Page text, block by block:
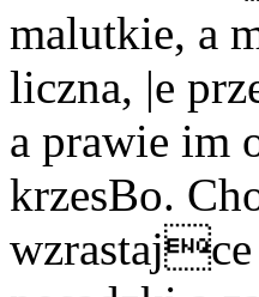
malutkie, a
liczna, |e
a prawie im
krzesBo.